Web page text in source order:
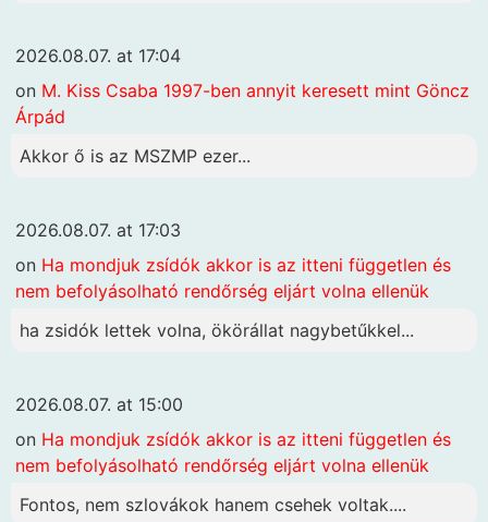
2026.08.07. at 17:04
on M. Kiss Csaba 1997-ben annyit keresett mint Göncz
Árpád
Akkor ő is az MSZMP ezer...
2026.08.07. at 17:03
on Ha mondjuk zsídók akkor is az itteni független és
nem befolyásolható rendőrség eljárt volna ellenük
ha zsidók lettek volna, ökörállat nagybetűkkel...
2026.08.07. at 15:00
on Ha mondjuk zsídók akkor is az itteni független és
nem befolyásolható rendőrség eljárt volna ellenük
Fontos, nem szlovákok hanem csehek voltak....